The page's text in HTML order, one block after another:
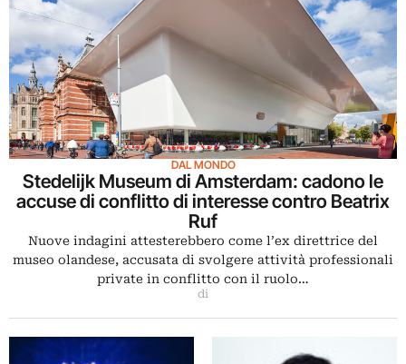
DAL MONDO
Stedelijk Museum di Amsterdam: cadono le
accuse di conflitto di interesse contro Beatrix
Ruf
Nuove indagini attesterebbero come l’ex direttrice del
museo olandese, accusata di svolgere attività professionali
private in conflitto con il ruolo…
di